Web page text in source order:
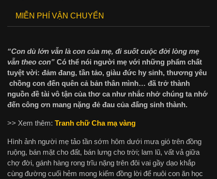
MIỄN PHÍ VẬN CHUYỂN
“Con dù lớn vẫn là con của mẹ, đi suốt cuộc đời lòng mẹ
vẫn theo con” Có thể nói người mẹ với những phẩm chất
tuyệt vời: đảm đang, tần tảo, giàu đức hy sinh, thương yêu
chồng con đến quên cả bản thân mình… đã trở thành
nguồn đề tài vô tận của thơ ca như nhắc nhở chúng ta nhớ
đến công ơn mang nặng đẻ đau của đấng sinh thành.
>> Xem thêm: Tranh chữ Cha mạ vàng
Hình ảnh người mẹ tảo tần sớm hôm dưới mưa gió trên đồng
ruộng, bán mặt cho đất, bán lưng cho trời; lam lũ, vất vả giữa
chợ đời, gánh hàng rong trĩu nặng trên đôi vai gầy dạo khắp
cùng đường cuối hẻm mong kiếm đồng lời để nuôi con ăn học